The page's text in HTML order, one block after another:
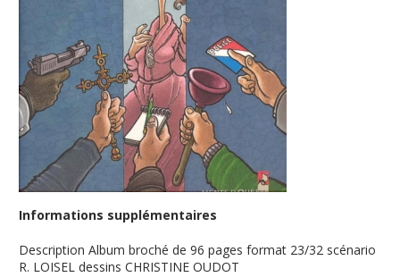
Informations supplémentaires
Description Album broché de 96 pages format 23/32 scénario
R. LOISEL dessins CHRISTINE OUDOT